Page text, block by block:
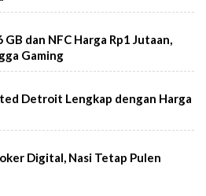
dan NFC Harga Rp1 Jutaan,
Gaming
Detroit Lengkap dengan Harga
Digital, Nasi Tetap Pulen